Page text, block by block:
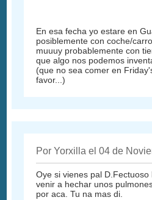
En esa fecha yo estare en
posiblemente con coche/
muuuy probablemente con
que algo nos podemos
(que no sea comer en
favor...)
Por Yorxilla el 04 de
Oye si vienes pal
venir a hechar unos
por aca. Tu na mas di.